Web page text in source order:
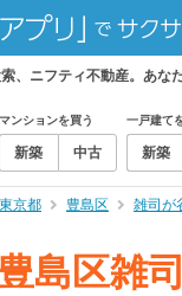
、ニフティ不動産。あな
マンションを買う
新築 中古
一戸建て
新築
東京都 豊島区 雑司が
豊島区雑